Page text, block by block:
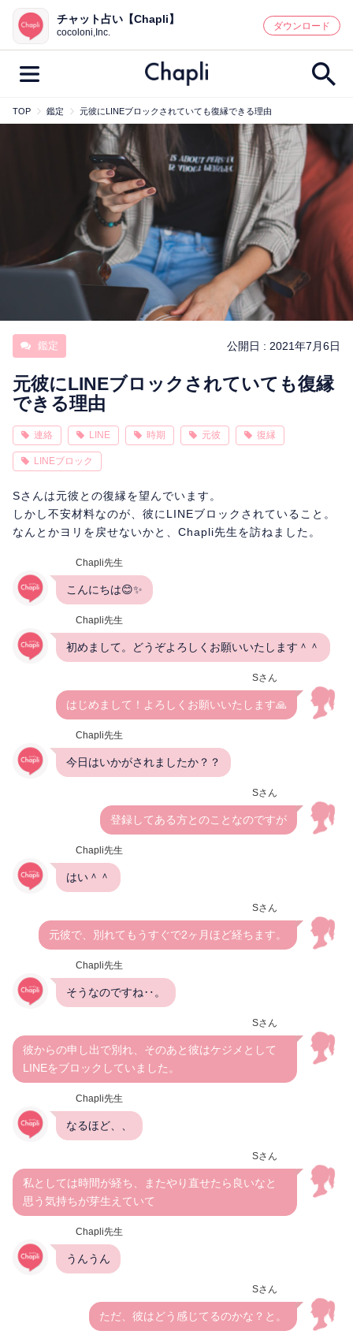
鑑定記事・占い師検索
最新記事一覧
人気記事一覧
占い師 キャンペーン
キーワード別
彼の気持ち 恋の行方
今週の運勢 彼氏 片思い 結婚
相性
チャット占い【Chapli】
cocoloni,Inc.
ダウンロード
TOP 鑑定 元彼にLINEブロックされていても復縁できる理由
鑑定 公開日 : 2021年7月6日
元彼にLINEブロックされていても復縁
できる理由
連絡 LINE 時期 元彼 復縁
LINEブロック
Sさんは元彼との復縁を望んでいます。
しかし不安材料なのが、彼にLINEブロックされていること。
なんとかヨリを戻せないかと、Chapli先生を訪ねました。
Chapli先生
こんにちは😊✨
Chapli先生
初めまして。どうぞよろしくお願いいたします＾＾
Sさん
はじめまして！よろしくお願いいたします🙏
Chapli先生
今日はいかがされましたか？？
Sさん
登録してある方とのことなのですが
Chapli先生
はい＾＾
Sさん
元彼で、別れてもうすぐで2ヶ月ほど経ちます。
Chapli先生
そうなのですね‥。
Sさん
彼からの申し出で別れ、そのあと彼はケジメとして
LINEをブロックしていました。
Chapli先生
なるほど、、
Sさん
私としては時間が経ち、またやり直せたら良いなと
思う気持ちが芽生えていて
Chapli先生
うんうん
Sさん
ただ、彼はどう感じてるのかな？と。